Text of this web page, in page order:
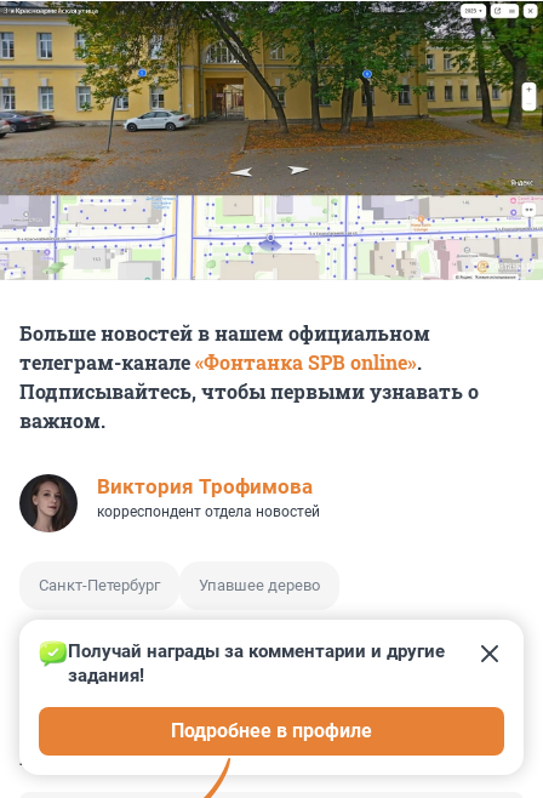
Больше новостей в нашем официальном
телеграм-канале«Фонтанка SPB online».
Подписывайтесь, чтобы первыми узнавать о
важном.
Виктория Трофимова
корреспондент отдела новостей
Санкт-Петербург Упавшее дерево
КОММЕНТАРИИ 2
Получай награды за комментарии и другие
задания!
Подробнее в профиле